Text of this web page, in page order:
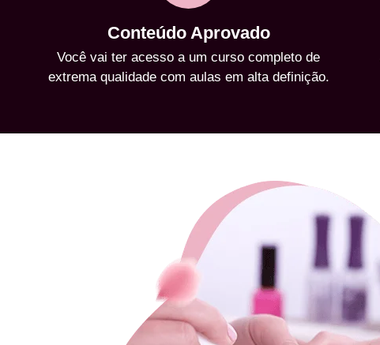
Conteúdo Aprovado
Você vai ter acesso a um curso completo de
extrema qualidade com aulas em alta definição.